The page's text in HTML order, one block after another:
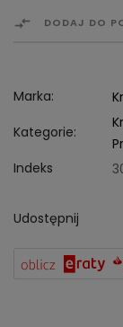
 DODAJ DO
Marka:
Kategorie:
Indeks
Udostępnij